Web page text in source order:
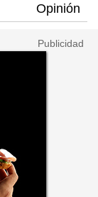
Opinión